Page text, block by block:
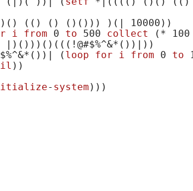
() (() () () () )) ) (| 10000) )
i from 0 to 500 collect (*
|) () )) () (((!@#$%^&*() )|))
)| ( loop for i from 0 to
) )
- system ) ))